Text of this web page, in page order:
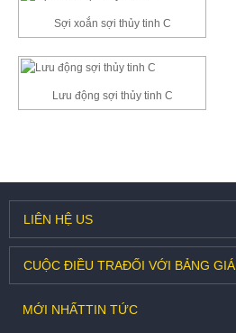
Sợi xoắn sợi thủy tinh C
Lưu động sợi thủy tinh C
LIÊN HỆ US
CUỘC ĐIỀU TRAĐỐI VỚI BẢNG GIÁ
MỚI NHẤTTIN TỨC